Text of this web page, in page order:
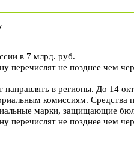
в 7 млрд. руб.
перечислят не позднее чем
в регионы. До 14
комиссиям. Средства
марки, защищающие
перечислят не позднее чем